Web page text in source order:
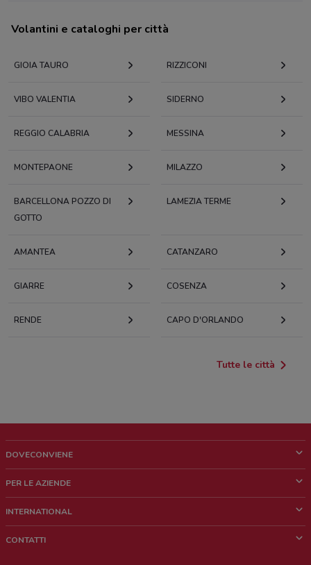
Volantini e cataloghi per città
GIOIA TAURO RIZZICONI
VIBO VALENTIA SIDERNO
REGGIO CALABRIA MESSINA
MONTEPAONE MILAZZO
BARCELLONA POZZO DI
GOTTO
LAMEZIA TERME
AMANTEA CATANZARO
GIARRE COSENZA
RENDE CAPO D'ORLANDO
Tutte le città
DOVECONVIENE
Chi siamo
Lavora con noi
PER LE AZIENDE
Richieste commerciali e marketing
INTERNATIONAL
CONTATTI